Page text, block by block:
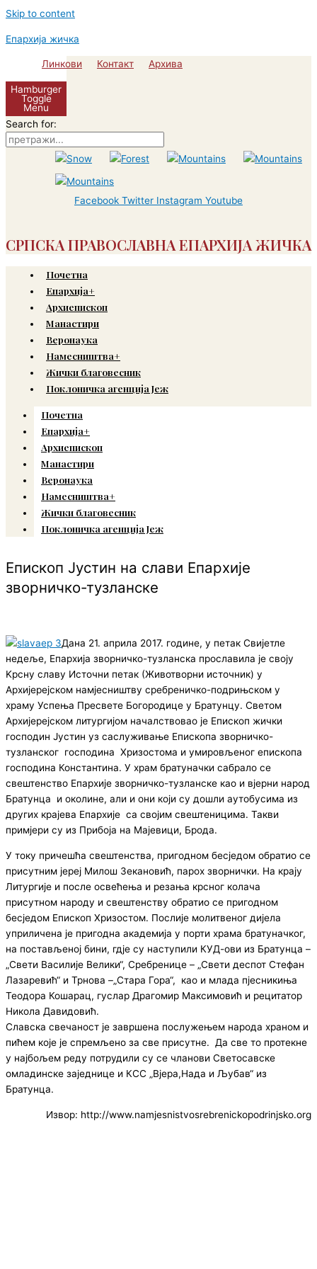
Skip to content
Епархија жичка
Линкови Контакт Архива
Hamburger
Toggle
Menu
Search for:
Facebook Twitter Instagram Youtube
СРПСКА ПРАВОСЛАВНА ЕПАРХИЈА ЖИЧКА
Почетна
Епархија+
Архиепископ
Манастири
Веронаука
Намесништва+
Жички благовесник
Поклоничка агенција Јеж
Почетна
Епархија+
Архиепископ
Манастири
Веронаука
Намесништва+
Жички благовесник
Поклоничка агенција Јеж
Епископ Јустин на слави Епархије
зворничко-тузланске
Дана 21. априла 2017. године, у петак Свијетле
недеље, Епархија зворничко-тузланска прославила је своју
Kрсну славу Источни петак (Животворни источник) у
Архијерејском намјесништву сребреничко-подрињском у
храму Успења Пресвете Богородице у Братунцу. Светом
Архијерејском литургијом началствовао је Епископ жички
господин Јустин уз саслуживање Епископа зворничко-
тузланског господина Хризостома и умировљеног епископа
господина Константина. У храм братуначки сабрало се
свештенство Епархије зворничко-тузланске као и вјерни народ
Братунца и околине, али и они који су дошли аутобусима из
других крајева Епархије са својим свештеницима. Такви
примјери су из Прибоја на Мајевици, Брода.
У току причешћа свештенства, пригодном бесједом обратио се
присутним јереј Милош Зекановић, парох зворнички. На крају
Литургије и после освећења и резања крсног колача
присутном народу и свештенству обратио се пригодном
бесједом Епископ Хризостом. Послије молитвеног дијела
уприличена је пригодна академија у порти храма братуначког,
на постављеној бини, гдје су наступили КУД-ови из Братунца –
„Свети Василије Велики“, Сребренице – „Свети деспот Стефан
Лазаревић“ и Трнова –„Стара Гора“, као и млада пјесникиња
Теодора Кошарац, гуслар Драгомир Максимовић и рецитатор
Никола Давидовић.
Славска свечаност је завршена послужењем народа храном и
пићем које је спремљено за све присутне. Да све то протекне
у најбољем реду потрудили су се чланови Светосавске
омладинске заједнице и КСС „Вјера,Нада и Љубав“ из
Братунца.
Извор: http://www.namjesnistvosrebrenickopodrinjsko.org